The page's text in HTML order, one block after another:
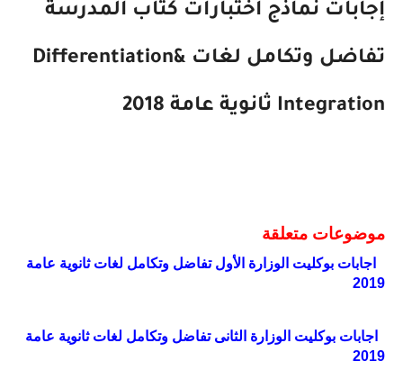
إجابات نماذج اختبارات كتاب المدرسة
تفاضل وتكامل لغات Differentiation&
Integration ثانوية عامة 2018
موضوعات متعلقة
اجابات بوكليت الوزارة الأول تفاضل وتكامل لغات ثانوية عامة
2019
اجابات بوكليت الوزارة الثانى تفاضل وتكامل لغات ثانوية عامة
2019